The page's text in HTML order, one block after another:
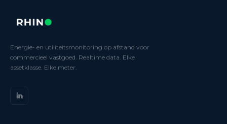
Energie- en utiliteitsmonitoring op afstand voor
commercieel vastgoed. Realtime data. Elke
assetklasse. Elke meter.